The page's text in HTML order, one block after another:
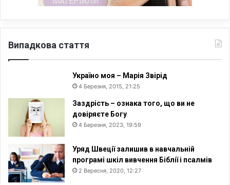
Випадкова стаття
Україно моя – Марія Звірід
4 Березня, 2015, 21:25
Заздрість – ознака того, що ви не
довіряєте Богу
4 Березня, 2023, 19:59
Уряд Швеції залишив в навчальній
програмі шкіл вивчення Біблії і псалмів
2 Вересня, 2020, 12:27